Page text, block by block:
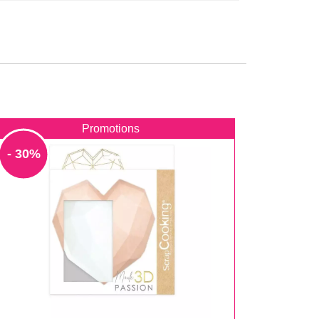
Promotions
- 30%